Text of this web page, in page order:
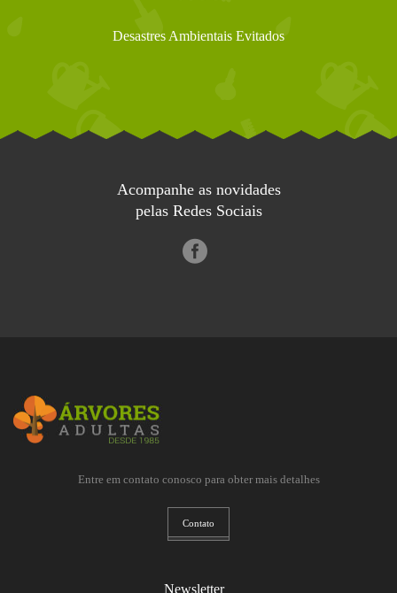
Desastres Ambientais Evitados
Acompanhe as novidades
pelas Redes Sociais
Entre em contato conosco para obter mais detalhes
Contato
Newsletter